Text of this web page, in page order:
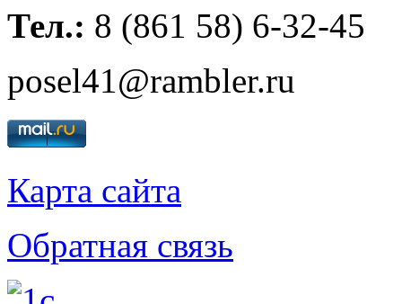
Тел.: 8 (861 58) 6-32-45
posel41@rambler.ru
Карта сайта
Обратная связь